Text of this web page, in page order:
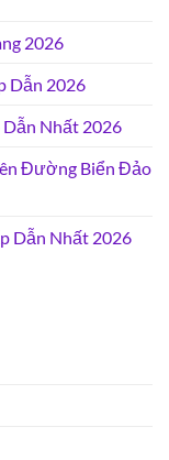
2026
Dẫn 2026
Dẫn Nhất 2026
Đường Biển Đảo
Dẫn Nhất 2026